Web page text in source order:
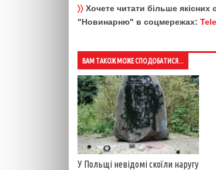
〉〉 Хочете читати більше якісних
"Новинарню" в соцмережах:
ВАМ ТАКОЖ МОЖЕ СПОДОБАТИСЯ...
У Польщі невідомі скоїли наругу